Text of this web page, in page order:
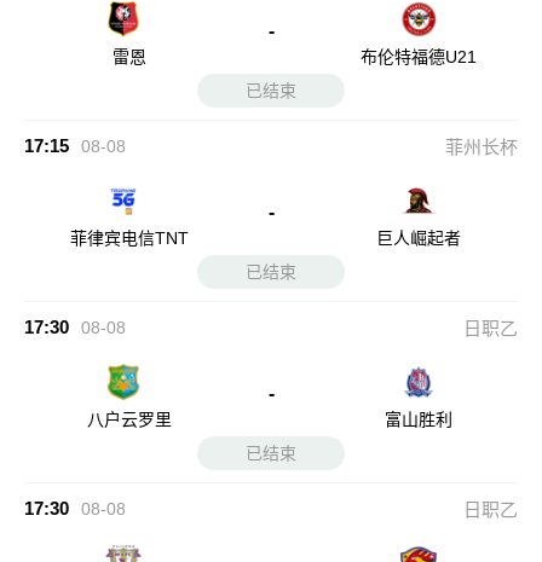
雷恩
-
布伦特福德U21
已结束
17:15 08-08 菲州长杯
菲律宾电信TNT
-
巨人崛起者
已结束
17:30 08-08 日职乙
八户云罗里
-
富山胜利
已结束
17:30 08-08 日职乙